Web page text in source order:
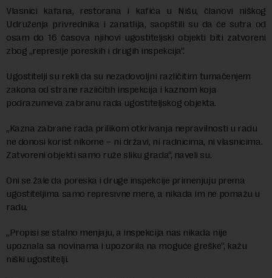
Vlasnici kafana, restorana i kafića u Nišu, članovi niškog
Udruženja privrednika i zanatlija, saopštili su da će sutra od
osam do 16 časova njihovi ugostiteljski objekti biti zatvoreni
zbog „represije poreskih i drugih inspekcija“.
Ugostitelji su rekli da su nezadovoljni različitim tumačenjem
zakona od strane različitih inspekcija i kaznom koja
podrazumeva zabranu rada ugostiteljskog objekta.
„Kazna zabrane rada prilikom otkrivanja nepravilnosti u radu
ne donosi korist nikome – ni državi, ni radnicima, ni vlasnicima.
Zatvoreni objekti samo ruže sliku grada“, naveli su.
Oni se žale da poreska i druge inspekcije primenjuju prema
ugostiteljima samo represivne mere, a nikada im ne pomažu u
radu.
„Propisi se stalno menjaju, a inspekcija nas nikada nije
upoznala sa novinama i upozorila na moguće greške“, kažu
niški ugostitelji.